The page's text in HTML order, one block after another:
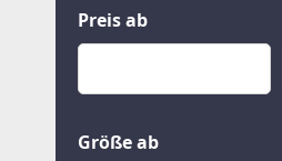
Häuser
Grund und Boden
Miete oder Kauf
Kauf
Preis ab
Größe ab